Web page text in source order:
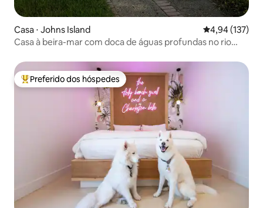
Casa ⋅ Johns Island 4,94 de uma
4,94 (137)
Casa à beira-mar com doca de águas profundas no rio
Entre os melhores preferidos dos hóspedes
Preferido dos hóspedes